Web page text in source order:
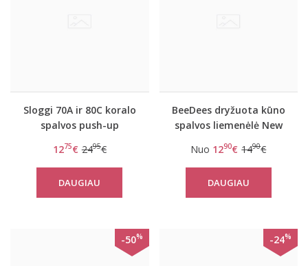
Sloggi 70A ir 80C koralo
spalvos push-up
PU
1275€ 2495€
DAUGIAU
BeeDees dryžuota kūno
spalvos liemenėlė New
Nuo 1290€ 1490€
DAUGIAU
-50% -24%